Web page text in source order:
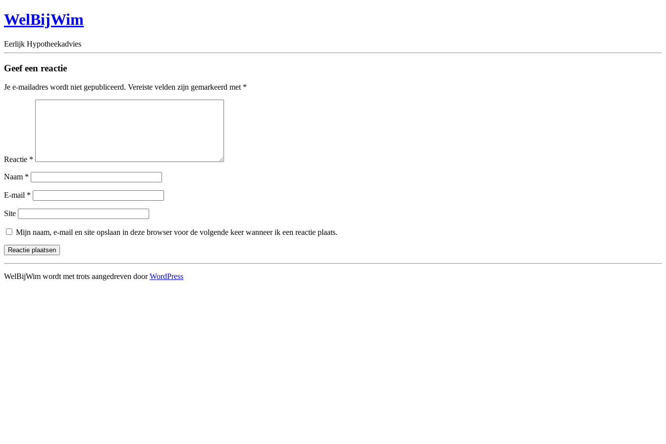
WelBijWim
Eerlijk Hypotheekadvies
Geef een reactie
Je e-mailadres wordt niet gepubliceerd. Vereiste velden zijn gemarkeerd met *
Reactie *
Naam *
E-mail *
Site
Mijn naam, e-mail en site opslaan in deze browser voor de volgende keer wanneer ik een reactie plaats.
WelBijWim wordt met trots aangedreven doorWordPress